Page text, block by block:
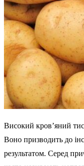
Високий кров’яний
Воно призводить до
результатом. Серед